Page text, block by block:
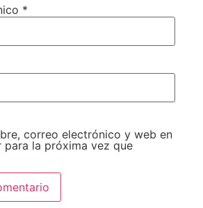
*
correo electrónico y web en
para la próxima vez que